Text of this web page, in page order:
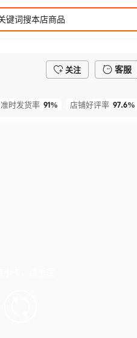
关注 客服
准时发货率 91% 店铺好评率 97.6%